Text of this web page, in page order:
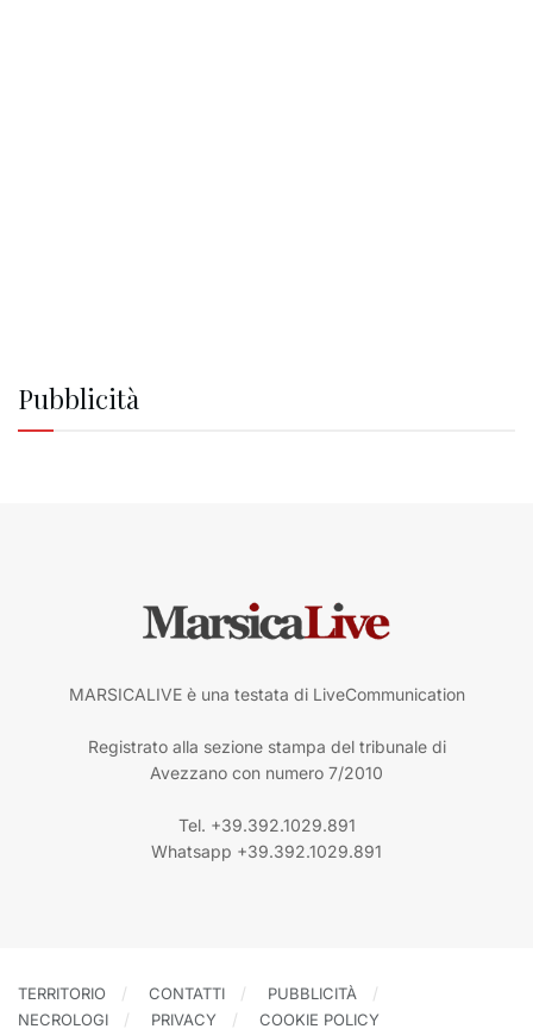
Pubblicità
MARSICALIVE è una testata di LiveCommunication
Registrato alla sezione stampa del tribunale di
Avezzano con numero 7/2010
Tel. +39.392.1029.891
Whatsapp +39.392.1029.891
TERRITORIO CONTATTI
PUBBLICITÀ
NECROLOGI
PRIVACY COOKIE POLICY